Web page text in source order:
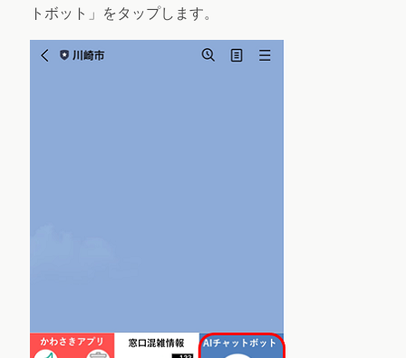
トボット」をタップします。